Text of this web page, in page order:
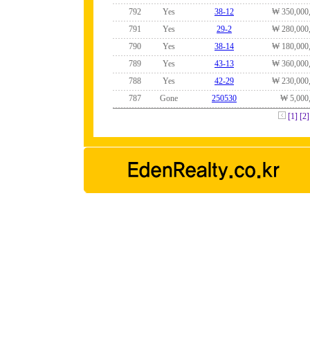
792
Yes 38-12
₩
791
Yes 29-2
₩
790
Yes 38-14
₩
789
Yes 43-13
₩
788
Yes 42-29
₩
787
Gone 250530
₩
[1] [2]